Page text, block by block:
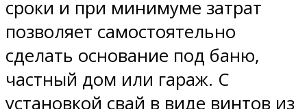
сроки и при минимуме затрат
позволяет самостоятельно
сделать основание под баню,
частный дом или гараж. С
установкой свай в виде винтов из